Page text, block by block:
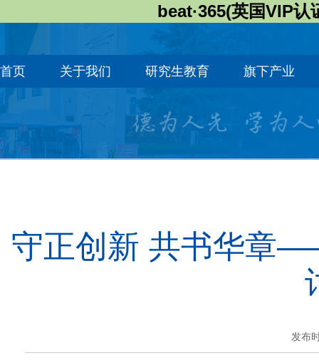
beat·365(英国VIP
首页 关于我们 研究生教育 旗下产业
守正创新 共书华章
发布